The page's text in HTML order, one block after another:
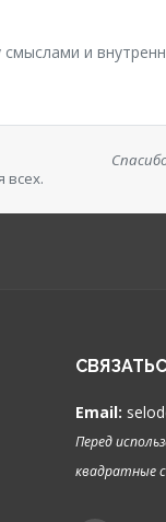
и
всех.
Email:
Перед
квадратные